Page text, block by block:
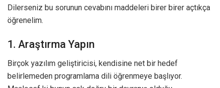
Dilerseniz bu sorunun cevabını maddeleri birer birer açtıkça
öğrenelim.
1. Araştırma Yapın
Birçok yazılım geliştiricisi, kendisine net bir hedef
belirlemeden programlama dili öğrenmeye başlıyor.